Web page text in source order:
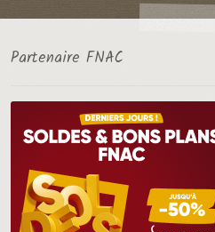
Partenaire FNAC